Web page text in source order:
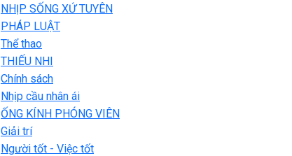
NHỊP SỐNG XỨ TUYÊN
PHÁP LUẬT
Thể thao
THIẾU NHI
Chính sách
Nhịp cầu nhân ái
ỐNG KÍNH PHÓNG VIÊN
Giải trí
Người tốt - Việc tốt